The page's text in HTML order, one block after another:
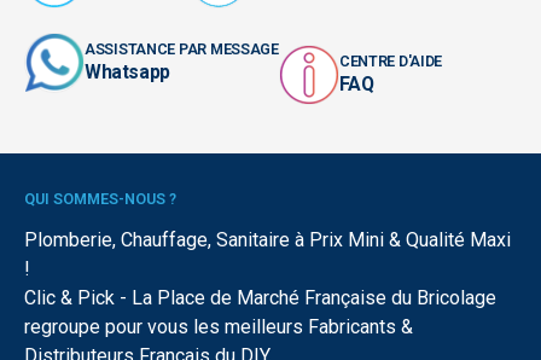
ASSISTANCE PAR MESSAGE
Whatsapp CENTRE D'AIDE
FAQ
QUI SOMMES-NOUS ?
Plomberie, Chauffage, Sanitaire à Prix Mini & Qualité Maxi
!
Clic & Pick - La Place de Marché Française du Bricolage
regroupe pour vous les meilleurs Fabricants &